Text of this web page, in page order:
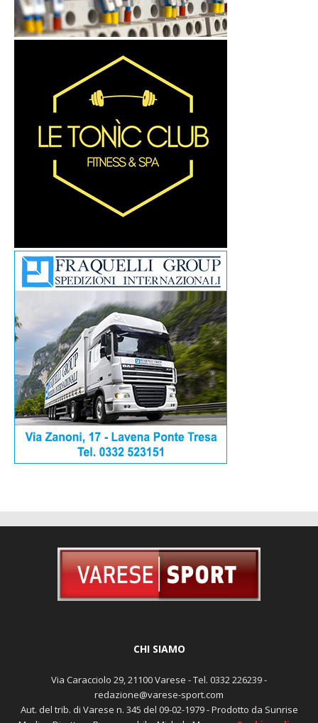
CHI SIAMO
Via Caracciolo 29, 21100 Varese - Tel. 0332 226239 -
redazione@varese-sport.com
Aut. del trib. di Varese n. 345 del 09-02-1979 - Prodotto da Sunrise